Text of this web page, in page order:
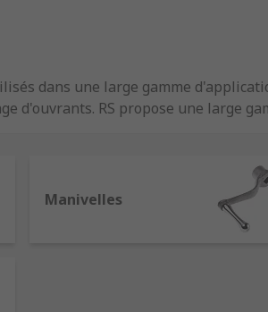
dans une large gamme
RS propose une large
et de fixer correctement deux
comme les poignées, ils ne
le polyamide. Le choix du bouton
dans une zone soumise à
Manivelles